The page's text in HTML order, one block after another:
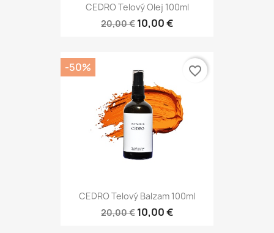
CEDRO Telový Olej 100ml
20,00 € 10,00 €
CEDRO Telový Balzam 100ml
20,00 € 10,00 €
-50% favorite_border